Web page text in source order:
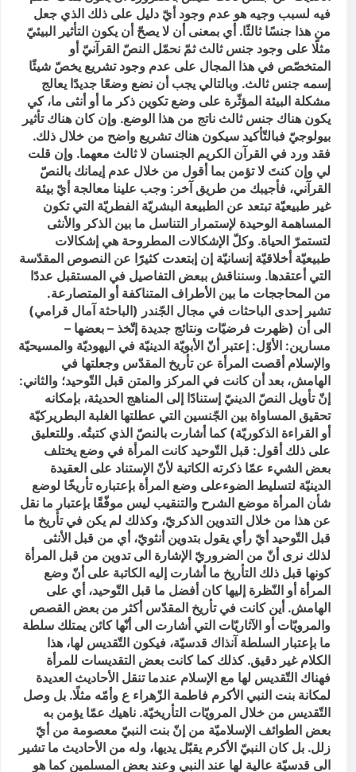
فيه لسبب وجيه هو عدم وجود أيّ دليل على ذلك الذي جعل
من هذا جنسًا ثالثًا. أي بمعنى أن لا يصحّ أن يكون التأثير البيئيّ
مثلًا على وجود جنس ثالث ثمّ نحمّل النصّ القرآنيّ أو
المتخصّص في هذا المجال على عدم وجود تشريع يخصّ شيئًا
إسمه جنس ثالث. وبالتالي يجب أن نضع وضعًا جديدًا يعالج
مشكلة البيئة المؤثّرة على وضع تكوين ذكر ما أو أنثى ما، كي
يكون هناك جنس ثالث ناتج من هذا الوضع. وإن كان هناك تأثير
بيولوجيّ فبالتّأكيد سيكون هناك تشريع واضح من خلال ذلك.
فقد ورد في القرآن الكريم الجنسان لا ثالث معهما. وإن قلت
لي وإن كنتَ لا تؤمن بما أقول من خلال عدم إيمانك بالنصّ
القرآني، فأجيبك من طريق آخر: وجب علينا معالجة أيّ بيئة
غير طبيعيّة تبتعد عن الطبيعة البشريّة الفطريّة التي تكون
المساهمة الوحيدة لإستمرار التناسل ما بين الذكر والأنثى
لتستمرّ الحياة. وكلّ الإشكالات المطروحة هي إشكالات
طبيعيّة أخلاقيّة إنسانيّة إن إبتعدت كثيرًا عن النصوص المقدّسة
التي أعتقدها. وسنناقش ببعض التفاصيل في المستقبل عددًا
من المحاججات ما بين الأطراف المتناكفة أو المتصارعة.
تشير إحدى الباحثات في مجال الجّندر (الباحثة آمال قرامي)
الى أن (ظهرت فرضيّات ونتائج جديدة إتّخذ – بعضها –
مسارين: الأوّل: إعتبر أنّ الأبويّة الدينيّة في اليهوديّة والمسيحيّة
والإسلام أقصت المرأة عن تأريخ المقدّس وجعلتها في
الهامش، بعد أن كانت في المركز والمتن قبل التّوحيد؛ والثاني:
إنّ تأويل النصّ الدينيّ إستنادًا إلى المناهج الحديثة، بإمكانه
تحقيق المساواة بين الجّنسين التي عطلتها الغلبة البطريركيّة
أو القراءة الذكوريّة) كما أشارت بالنصّ الذي كتبتُه. وللتعليق
على ذلك أقول: قبل التّوحيد كانت المرأة في وضع يختلف
بعض الشيء عمّا ذكرته الكاتبة لأنّ الإستناد على العقيدة
الدينيّة لتسليط الضوءعلى وضع المرأة بإعتباره تأريخًا لوضع
شأن المرأة موضع الشرح والتنقيب ليس موفّقًا بإعتبار ما نقل
عن هذا من خلال التدوين الذكريّ، وكذلك لم يكن في تأريخ ما
قبل التّوحيد أيّ رأي يقول بتدوين أنثويّ، أي من قبل الأنثى
لذلك نرى أنّ من الضروريّ الإشارة الى تدوين من قبل المرأة
كونها قبل ذلك التأريخ ما أشارت إليه الكاتبة على أنّ وضع
المرأة أو النّظرة إليها كان أفضل ما قبل التّوحيد، أي على
الهامش. أين كانت في تأريخ المقدّس أكثر من بعض القصص
والمرويّات أو الآثاريّات التي أشارت الى أنّها كائن يمتلك سلطة
ما بإعتبار السلطة آنذاك قدسيّة، فيكون التّقديس لها، هذا
الكلام غير دقيق. كذلك كما كانت بعض التقديسات للمرأة
فهناك التّقديس لها مع الإسلام عندما تنقل الأحاديث العديدة
لمكانة بنت النبي الأكرم فاطمة الزّهراء ع وأمّه مثلًا. بل وصل
التّقديس من خلال المرويّات التأريخيّة. ناهيك عمّا يؤمن به
بعض الطوائف الإسلاميّة من إنّ بنت النبيّ معصومة من أيّ
زلل. بل كان النبيّ الأكرم يقبّل يديها، وله من الأحاديث ما تشير
الى قدسيّة عالية لها عند النبي وعند بعض المسلمين كما هو